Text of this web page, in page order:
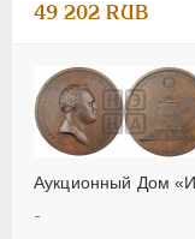
49 202 RUB
Аукционный Дом
-